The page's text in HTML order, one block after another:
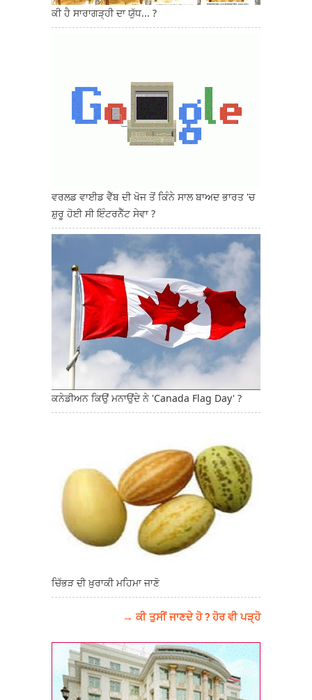
ਕੀ ਹੈ ਸਾਰਾਗੜ੍ਹੀ ਦਾ ਯੁੱਧ... ?
ਵਰਲਡ ਵਾਈਡ ਵੈੱਬ ਦੀ ਖੋਜ ਤੋਂ ਕਿੰਨੇ ਸਾਲ ਬਾਅਦ ਭਾਰਤ 'ਚ
ਸ਼ੁਰੂ ਹੋਈ ਸੀ ਇੰਟਰਨੈੱਟ ਸੇਵਾ ?
ਕਨੇਡੀਅਨ ਕਿਉਂ ਮਨਾਉਂਦੇ ਨੇ 'Canada Flag Day' ?
ਚਿੱਭੜ ਦੀ ਖ਼ੁਰਾਕੀ ਮਹਿਮਾ ਜਾਣੋ
→ ਕੀ ਤੁਸੀਂ ਜਾਣਦੇ ਹੋ ? ਹੋਰ ਵੀ ਪੜ੍ਹੋ